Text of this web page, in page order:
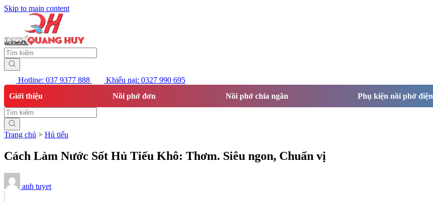
Skip to main content
Hotline: 037 9377 888
Khiếu nại: 0327 990 695
Giới thiệu
Nồi phở đơn Nồi phở chia ngăn Phụ kiện nồi phở điện
Trang chủ > Hủ tiếu
Cách Làm Nước Sốt Hủ Tiếu Khô: Thơm. Siêu ngon, Chuẩn vị
anh tuyet